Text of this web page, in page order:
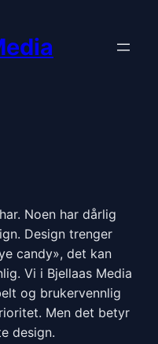
Noen har dårlig
Design trenger
candy», det kan
Vi i Bjellaas Media
og brukervennlig
Men det betyr
design.